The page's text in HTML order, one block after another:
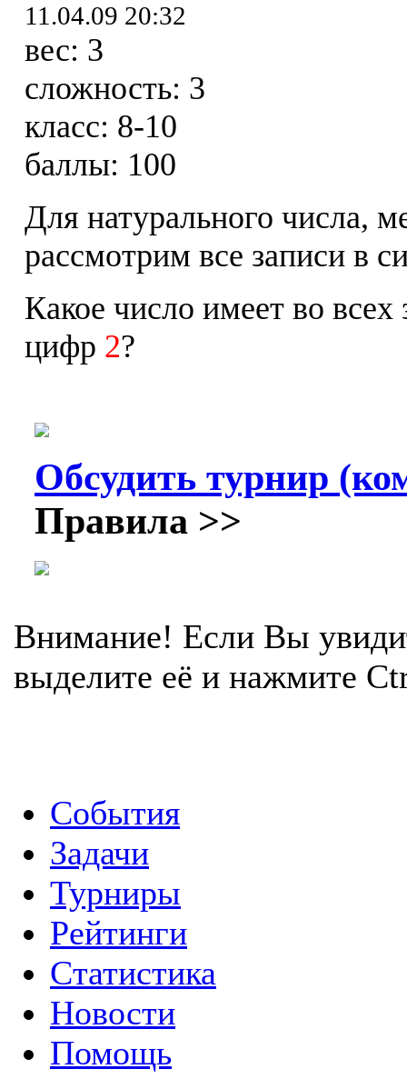
11.04.09 20:32
вес: 3
сложность: 3
класс: 8-10
баллы: 100
Для натурального числа,
рассмотрим все записи в
Какое число имеет во
цифр 2?
Обсудить турнир
Правила >>
Внимание! Если Вы
выделите её и нажмите
События
Задачи
Турниры
Рейтинги
Статистика
Новости
Помощь